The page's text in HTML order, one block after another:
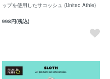
ップを使用したサコッシュ (United Athle)
998円(税込)